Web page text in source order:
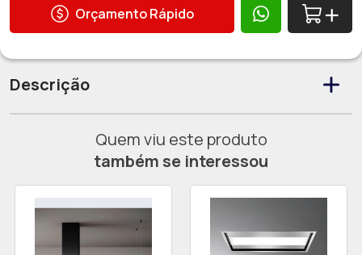
Orçamento Rápido
Descrição
Quem viu este produto
também se interessou